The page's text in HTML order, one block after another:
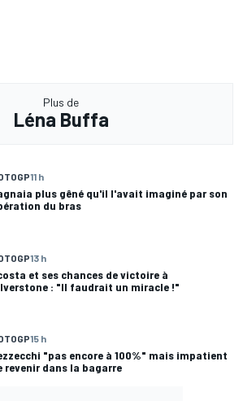
Plus de
Léna Buffa
11 h
plus gêné qu'il l'avait imaginé par son
du bras
13 h
et ses chances de victoire à
: "Il faudrait un miracle !"
15 h
"pas encore à 100%" mais impatient
revenir dans la bagarre